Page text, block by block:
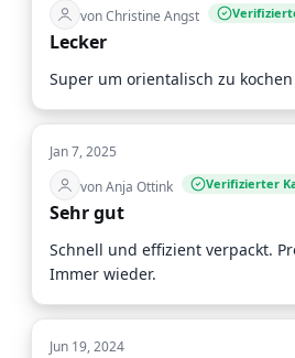
von Christine Angst
Lecker
Super um orientalisch zu kochen
Jan 7, 2025
von Anja Ottink
Verifizierter
Sehr gut
Schnell und effizient verpackt.
Immer wieder.
Jun 19, 2024